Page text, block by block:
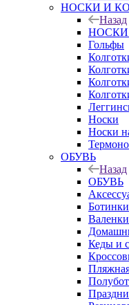
НОСКИ И
Назад
НОСКИ
Гольфы
Носки
Носки
ОБУВЬ
Назад
ОБУВЬ
Ботинки
Кеды и